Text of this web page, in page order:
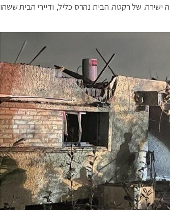
של רקטה. הבית נהרס כליל, ודיירי הבית ששהו